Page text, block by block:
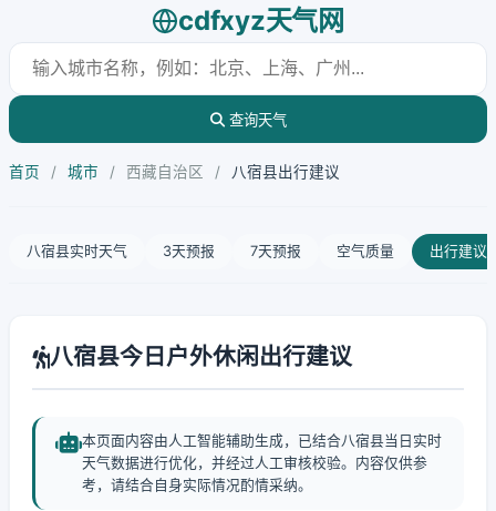
cdfxyz天气网
查询天气
首页 / 城市 / 西藏自治区 / 八宿县出行建议
八宿县实时天气 3天预报 7天预报 空气质量 出行建议
八宿县今日户外休闲出行建议
本页面内容由人工智能辅助生成，已结合八宿县当日实时
天气数据进行优化，并经过人工审核校验。内容仅供参
考，请结合自身实际情况酌情采纳。